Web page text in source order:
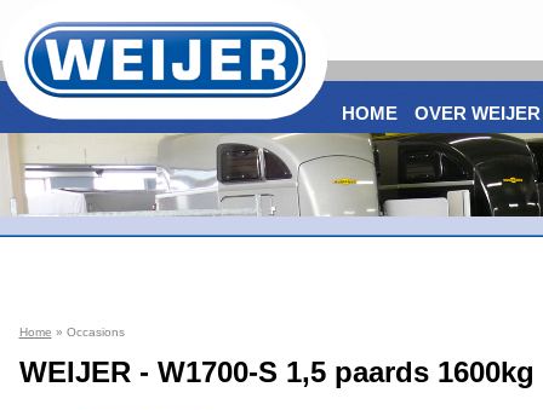
Home » Occasions
WEIJER - W1700-S 1,5 paards 1600kg
HOME OVER WEIJER